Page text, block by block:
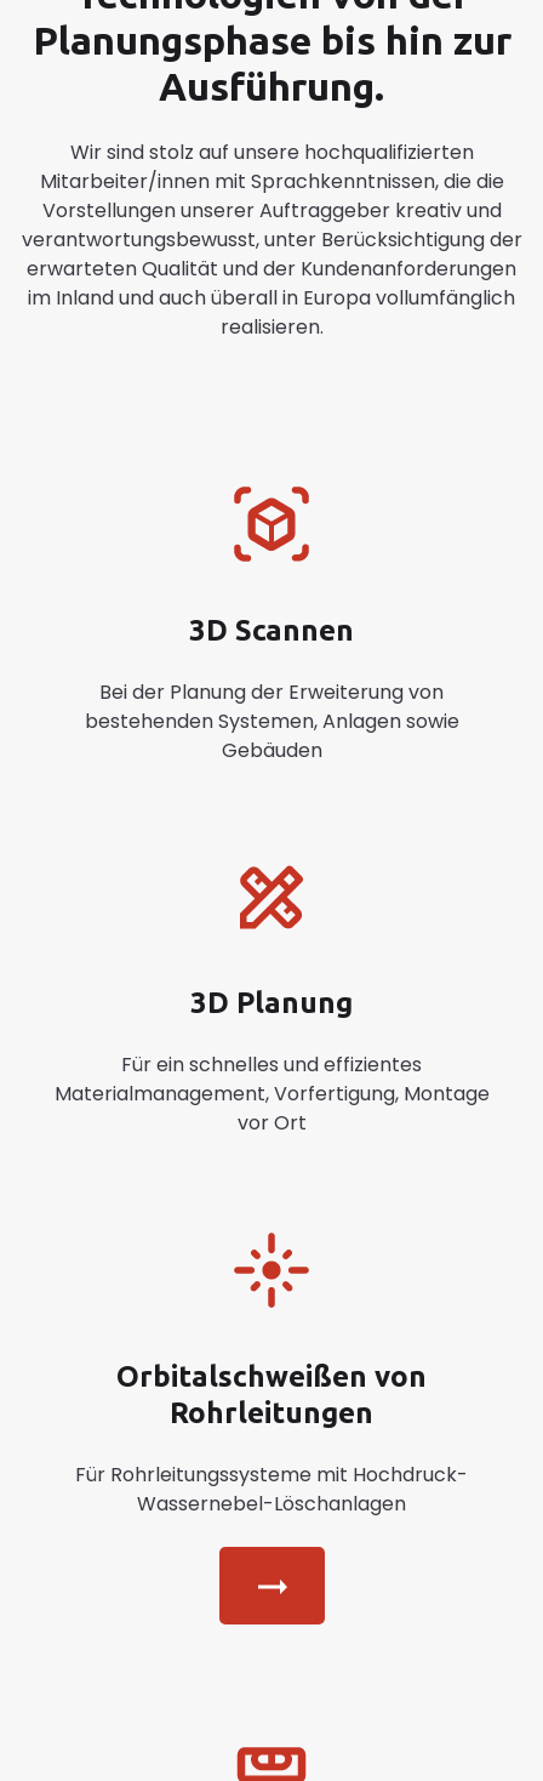
Planungsphase bis hin zur
Ausführung.
Wir sind stolz auf unsere hochqualifizierten
Mitarbeiter/innen mit Sprachkenntnissen, die die
Vorstellungen unserer Auftraggeber kreativ und
verantwortungsbewusst, unter Berücksichtigung der
erwarteten Qualität und der Kundenanforderungen
im Inland und auch überall in Europa vollumfänglich
realisieren.
3D Scannen
Bei der Planung der Erweiterung von
bestehenden Systemen, Anlagen sowie
Gebäuden
3D Planung
Für ein schnelles und effizientes
Materialmanagement, Vorfertigung, Montage
vor Ort
Orbitalschweißen von
Rohrleitungen
Für Rohrleitungssysteme mit Hochdruck-
Wassernebel-Löschanlagen
Button